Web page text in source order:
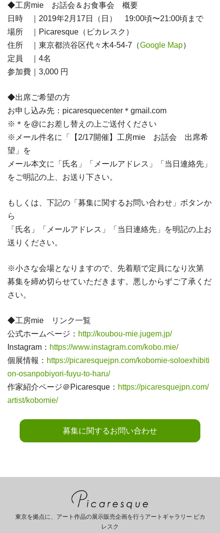
◆工房mie お話会＆お食事会 概要
日時 ｜2019年2月17日（日） 19:00頃〜21:00頃まで
場所 ｜Picaresque（ピカレスク）
住所 ｜東京都渋谷区代々木4-54-7（Google Map）
定員 ｜4名
参加費｜3,000 円
◆出席ご希望の方
お申し込み先：picaresquecenter＊gmail.com
※＊を@にお差し替えの上ご送付ください
※メール件名に「【2/17開催】工房mie お話会 出席希
望」を
メール本文に「氏名」「メールアドレス」「当日連絡先」
をご明記の上、お送り下さい。
もしくは、下記の「募集に関するお問い合わせ」ボタンか
ら
「氏名」「メールアドレス」「当日連絡先」を明記の上お
送りください。
※小さな会場となりますので、先着順で定員になり次第
募集を締め切らせていただきます。悪しからずご了承くだ
さい。
◆工房mie リンク一覧
公式ホームページ： http://koubou-mie.jugem.jp/
Instagram： https://www.instagram.com/kobo.mie/
個展情報： https://picaresquejpn.com/kobomie-soloexhibiti
on-osanpobiyori-fuyu-to-haru/
作家紹介ページ＠Picaresque： https://picaresquejpn.com/
artist/kobomie/
募集に関するお問い合わせ
東京を拠点に、アート作品の展示販売企画を行うアートギャラリー ピカ
レスク